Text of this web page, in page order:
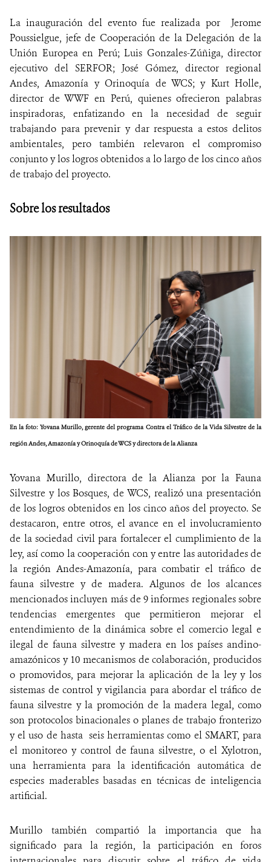
La inauguración del evento fue realizada por Jerome
Poussielgue, jefe de Cooperación de la Delegación de la
Unión Europea en Perú; Luis Gonzales-Zúñiga, director
ejecutivo del SERFOR; José Gómez, director regional
Andes, Amazonía y Orinoquía de WCS; y Kurt Holle,
director de WWF en Perú, quienes ofrecieron palabras
inspiradoras, enfatizando en la necesidad de seguir
trabajando para prevenir y dar respuesta a estos delitos
ambientales, pero también relevaron el compromiso
conjunto y los logros obtenidos a lo largo de los cinco años
de trabajo del proyecto.
Sobre los resultados
En la foto: Yovana Murillo, gerente del programa Contra el Tráfico de la Vida Silvestre de la
región Andes, Amazonía y Orinoquía de WCS y directora de la Alianza
Yovana Murillo, directora de la Alianza por la Fauna
Silvestre y los Bosques, de WCS, realizó una presentación
de los logros obtenidos en los cinco años del proyecto. Se
destacaron, entre otros, el avance en el involucramiento
de la sociedad civil para fortalecer el cumplimiento de la
ley, así como la cooperación con y entre las autoridades de
la región Andes-Amazonía, para combatir el tráfico de
fauna silvestre y de madera. Algunos de los alcances
mencionados incluyen más de 9 informes regionales sobre
tendencias emergentes que permitieron mejorar el
entendimiento de la dinámica sobre el comercio legal e
ilegal de fauna silvestre y madera en los países andino-
amazónicos y 10 mecanismos de colaboración, producidos
o promovidos, para mejorar la aplicación de la ley y los
sistemas de control y vigilancia para abordar el tráfico de
fauna silvestre y la promoción de la madera legal, como
son protocolos binacionales o planes de trabajo fronterizo
y el uso de hasta seis herramientas como el SMART, para
el monitoreo y control de fauna silvestre, o el Xylotron,
una herramienta para la identificación automática de
especies maderables basadas en técnicas de inteligencia
artificial.
Murillo también compartió la importancia que ha
significado para la región, la participación en foros